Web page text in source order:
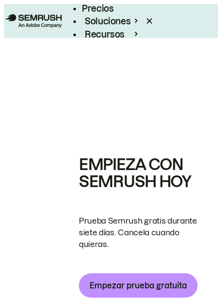
Precios
Soluciones
Recursos
EMPIEZA CON
SEMRUSH HOY
Prueba Semrush gratis durante
siete días. Cancela cuando
quieras.
Empezar prueba gratuita